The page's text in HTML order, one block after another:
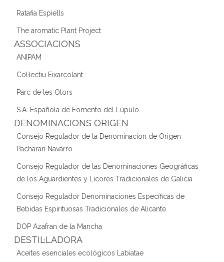
Ratafia Espiells
The aromatic Plant Project
ASSOCIACIONS
ANIPAM
Col·lectiu Eixarcolant
Parc de les Olors
S.A. Española de Fomento del Lúpulo
DENOMINACIONS ORIGEN
Consejo Regulador de la Denominacion de Origen
Pacharan Navarro
Consejo Regulador de las Denominaciones Geográficas
de los Aguardientes y Licores Tradicionales de Galicia
Consejo Regulador Denominaciones Específicas de
Bebidas Espirituosas Tradicionales de Alicante
DOP Azafran de la Mancha
DESTIL·LADORA
Aceites esenciales ecológicos Labiatae